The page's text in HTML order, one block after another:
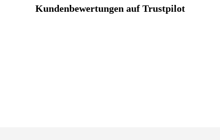
Kundenbewertungen auf Trustpilot